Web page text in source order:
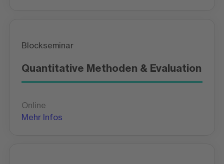
Blockseminar
Quantitative Methoden & Evaluation
Online
Mehr Infos